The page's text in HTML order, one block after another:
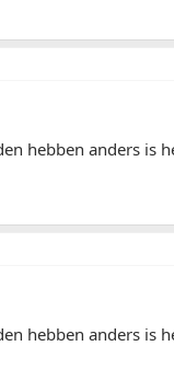
hebben anders is
hebben anders is